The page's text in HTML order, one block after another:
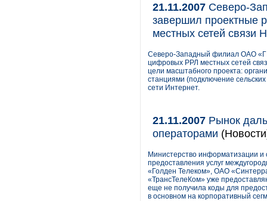
21.11.2007 Северо-
завершил проектные
местных сетей связи
Северо-Западный филиал ОАО
цифровых РРЛ местных сетей
цели масштабного проекта:
станциями (подключение
сети Интернет.
21.11.2007 Рынок
операторами
Министерство информатизации и
предоставления услуг
«Голден Телеком», ОАО
«ТрансТелеКом» уже
еще не получила коды для
в основном на корпоративный